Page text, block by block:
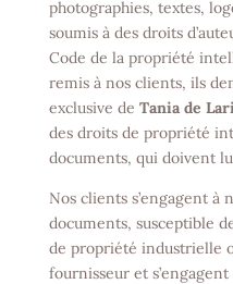
photographies, textes,
soumis à des droits
Code de la propriété
remis à nos clients, ils
exclusive de Tania de
des droits de propriété
documents, qui doivent
Nos clients s’engagent à
documents, susceptible
de propriété industrielle
fournisseur et